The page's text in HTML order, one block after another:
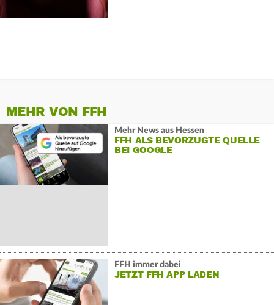
MEHR VON FFH
Mehr News aus Hessen
FFH ALS BEVORZUGTE QUELLE
BEI GOOGLE
FFH immer dabei
JETZT FFH APP LADEN